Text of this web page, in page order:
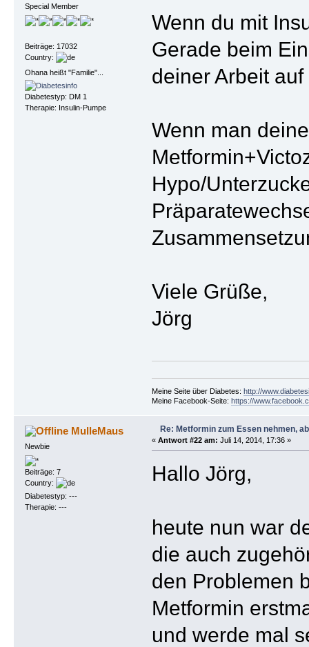
Special Member
Beiträge: 17032
Country:
Ohana heißt "Familie"...
Diabetestyp: DM 1
Therapie: Insulin-Pumpe
Wenn du mit
Gerade beim
deiner Arbeit
Wenn man
Hypo/
Viele Grüße,
Jörg
Meine Seite über Diabetes: http://
Meine Facebook-Seite: https://
MulleMaus
Newbie
Beiträge: 7
Country:
Diabetestyp: ---
Therapie: ---
Re: Metformin zum Essen nehmen,
« Antwort #22 am: Juli 14, 2014, 17:36 »
Hallo Jörg,
heute nun war
die auch
den Problemen
Metformin
und werde mal